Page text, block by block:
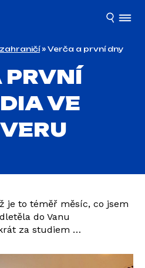
» Verča a první dny
PRVNÍ
VE
je to téměř měsíc, co jsem
do Vanu
za studiem …